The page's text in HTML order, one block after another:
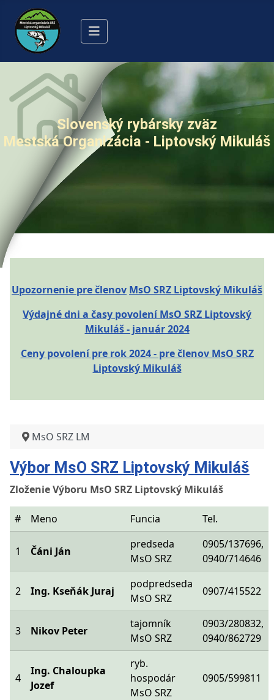
Slovenský rybársky zväz
Mestská Organizácia - Liptovský Mikuláš
Upozornenie pre členov MsO SRZ Liptovský Mikuláš
Výdajné dni a časy povolení MsO SRZ Liptovský
Mikuláš - január 2024
Ceny povolení pre rok 2024 - pre členov MsO SRZ
Liptovský Mikuláš
MsO SRZ LM
Výbor MsO SRZ Liptovský Mikuláš
Zloženie Výboru MsO SRZ Liptovský Mikuláš
# Meno Funcia Tel.
1 Čáni Ján
predseda
MsO SRZ
0905/137696,
0940/714646
2 Ing. Kseňák Juraj
podpredseda
MsO SRZ
0907/415522
3 Nikov Peter
tajomník
MsO SRZ
0903/280832,
0940/862729
4
Ing. Chaloupka
Jozef
ryb.
hospodár
MsO SRZ
0905/599811